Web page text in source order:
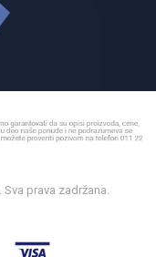
. Sva prava zadržana.